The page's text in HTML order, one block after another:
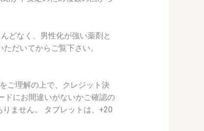
どなく、男性化が強い薬剤と
だいてからご覧下さい。
ご理解の上で、クレジット決
にお間違いがないかご確認の
ません。 タブレットは、+20